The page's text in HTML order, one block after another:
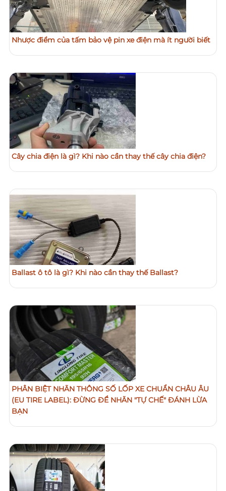
Nhược điểm của tấm bảo vệ pin xe điện mà ít người biết
Cây chia điện là gì? Khi nào cần thay thế cây chia điện?
Ballast ô tô là gì? Khi nào cần thay thế Ballast?
PHÂN BIỆT NHÃN THÔNG SỐ LỐP XE CHUẨN CHÂU ÂU
(EU TIRE LABEL): ĐỪNG ĐỂ NHÃN "TỰ CHẾ" ĐÁNH LỪA
BẠN